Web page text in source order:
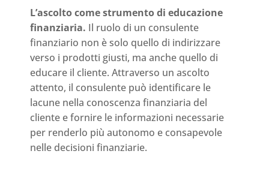
L’ascolto come strumento di educazione
finanziaria. Il ruolo di un consulente
finanziario non è solo quello di indirizzare
verso i prodotti giusti, ma anche quello di
educare il cliente. Attraverso un ascolto
attento, il consulente può identificare le
lacune nella conoscenza finanziaria del
cliente e fornire le informazioni necessarie
per renderlo più autonomo e consapevole
nelle decisioni finanziarie.